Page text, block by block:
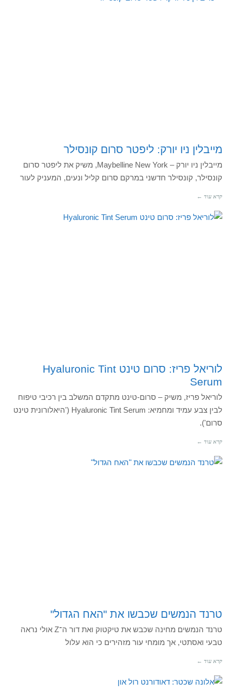
מייבלין ניו יורק: ליפטר סרום קונסילר
מייבלין ניו יורק – Maybelline New York, משיק את ליפטר סרום
קונסילר, קונסילר חדשני במרקם סרום קליל ונעים, המעניק לעור
קרא עוד ←
לוריאל פריז: סרום טינט Hyaluronic Tint
Serum
לוריאל פריז, משיק – סרום-טינט מתקדם המשלב בין רכיבי טיפוח
לבין צבע עמיד ומחמיא: Hyaluronic Tint Serum ('היאלורונית טינט
סרום').
קרא עוד ←
טרנד הנמשים שכבשו את "האח הגדול"
טרנד הנמשים מחינה שכבש את טיקטוק ואת דור ה־Z אולי נראה
טבעי ואסתטי, אך מומחי עור מזהירים כי הוא עלול
קרא עוד ←